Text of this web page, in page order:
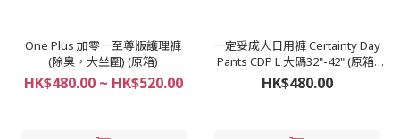
One Plus 加零一至尊版護理褲
(除臭，大坐圍) (原箱)
HK$480.00 ~ HK$520.00
一定妥成人日用褲 Certainty Day
Pants CDP L 大碼32"-42" (原箱)
DSC2009
HK$480.00